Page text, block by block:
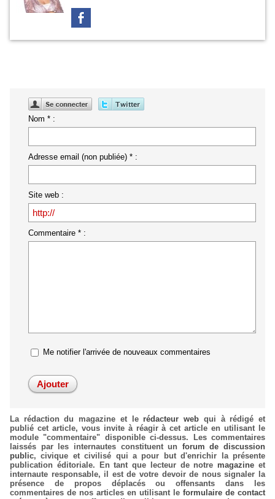
Nom * :
Adresse email (non publiée) * :
Site web :
Commentaire * :
Me notifier l'arrivée de nouveaux commentaires
La rédaction du magazine et le rédacteur web qui à rédigé et
publié cet article, vous invite à réagir à cet article en utilisant le
module "commentaire" disponible ci-dessus. Les commentaires
laissés par les internautes constituent un forum de discussion
public, civique et civilisé qui a pour but d'enrichir la présente
publication éditoriale. En tant que lecteur de notre magazine et
internaute responsable, il est de votre devoir de nous signaler la
présence de propos déplacés ou offensants dans les
commentaires de nos articles en utilisant le formulaire de contact